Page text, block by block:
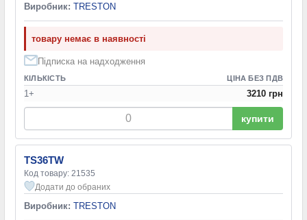
Виробник: TRESTON
товару немає в наявності
Підписка на надходження
КІЛЬКІСТЬ ЦІНА БЕЗ ПДВ
1+ 3210 грн
купити
TS36TW
Код товару: 21535
Додати до обраних
Виробник: TRESTON